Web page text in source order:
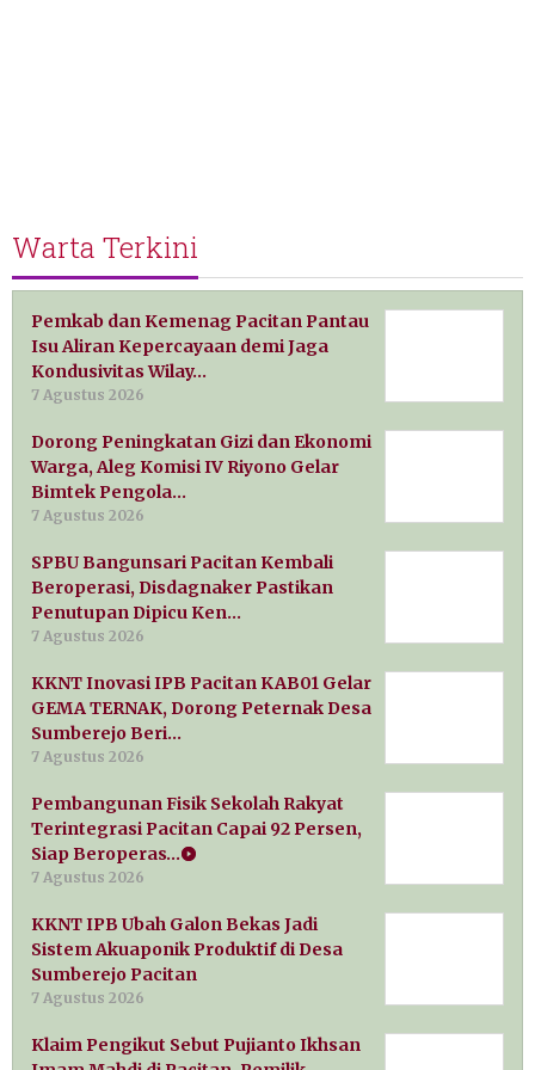
Warta Terkini
Pemkab dan Kemenag Pacitan Pantau
Isu Aliran Kepercayaan demi Jaga
Kondusivitas Wilay…
7 Agustus 2026
Dorong Peningkatan Gizi dan Ekonomi
Warga, Aleg Komisi IV Riyono Gelar
Bimtek Pengola…
7 Agustus 2026
SPBU Bangunsari Pacitan Kembali
Beroperasi, Disdagnaker Pastikan
Penutupan Dipicu Ken…
7 Agustus 2026
KKNT Inovasi IPB Pacitan KAB01 Gelar
GEMA TERNAK, Dorong Peternak Desa
Sumberejo Beri…
7 Agustus 2026
Pembangunan Fisik Sekolah Rakyat
Terintegrasi Pacitan Capai 92 Persen,
Siap Beroperas…
7 Agustus 2026
KKNT IPB Ubah Galon Bekas Jadi
Sistem Akuaponik Produktif di Desa
Sumberejo Pacitan
7 Agustus 2026
Klaim Pengikut Sebut Pujianto Ikhsan